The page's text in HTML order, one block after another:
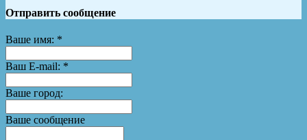
Отправить сообщение
Ваше имя: *
Ваш E-mail: *
Ваше город:
Ваше сообщение